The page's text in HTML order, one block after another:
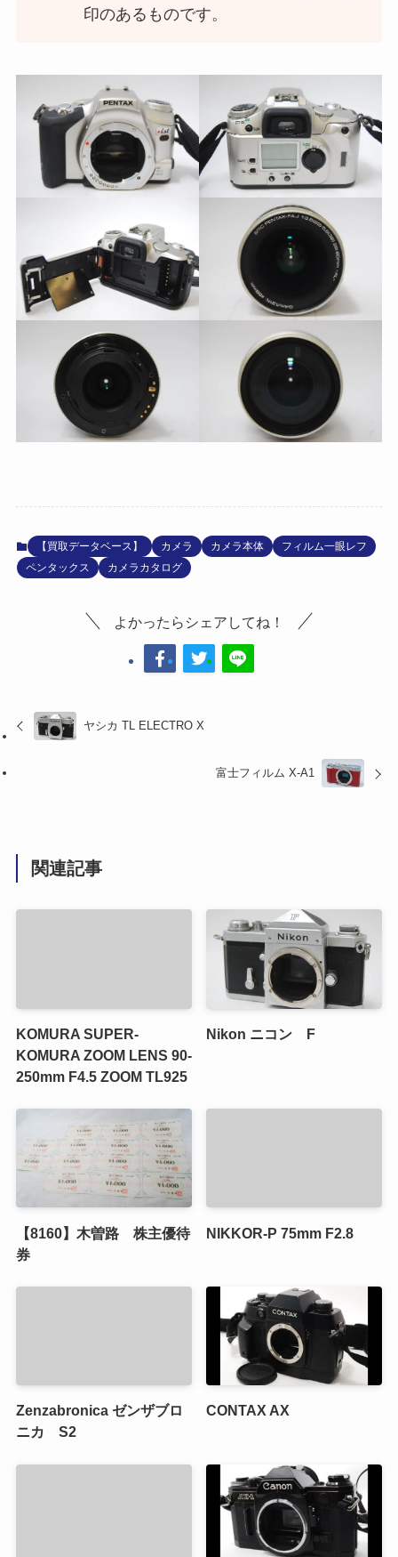
印のあるものです。
【買取データベース】 カメラ カメラ本体
フィルム一眼レフ
ペンタックス
カメラカタログ
よかったらシェアしてね！
ヤシカ TL ELECTRO X
富士フィルム X-A1
関連記事
KOMURA SUPER-
KOMURA ZOOM LENS 90-
250mm F4.5 ZOOM TL925
Nikon ニコン F
【8160】木曽路 株主優待
券
NIKKOR-P 75mm F2.8
Zenzabronica ゼンザブロ
ニカ S2
CONTAX AX